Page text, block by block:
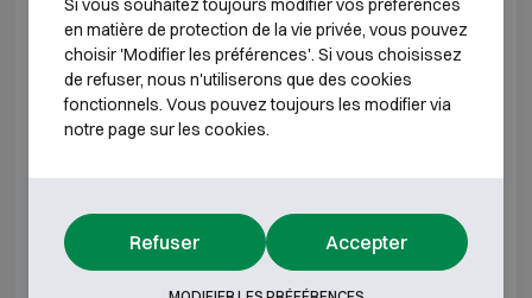
IV 210 H920 L730 P740
IV 310 H1270 L730 P740
IV 420 H1470 L810 P740
H1850 L1250 P740
en matière de protection de la vie privée, vous pouvez
choisir 'Modifier les préférences'. Si vous choisissez
de refuser, nous n'utiliserons que des cookies
fonctionnels. Vous pouvez toujours les modifier via
notre page sur les cookies.
Refuser Accepter